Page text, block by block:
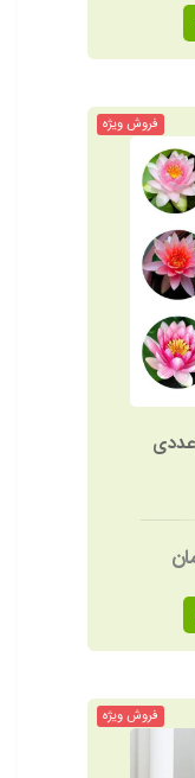
فروش ویژه
فروش ویژه